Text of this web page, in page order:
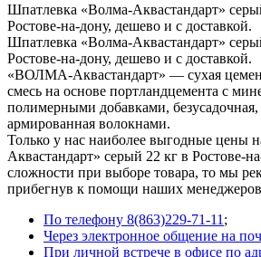
Шпатлевка «Волма-Аквастандарт»
Ростове-на-дону, дешево и с доставкой.
Шпатлевка «Волма-Аквастандарт»
Ростове-на-дону, дешево и с доставкой.
«ВОЛМА-Аквастандарт» — сухая
смесь на основе портландцемента с
полимерными добавками, безусадочная,
армированная волокнами.
Только у нас наиболее выгодные цены
Аквастандарт» серый 22 кг в Ростове-
сложности при выборе товара, то мы
прибегнув к помощи наших
По телефону 8(863)229-71-11 ;
Через электронное общение на
При личной встрече в офисе по